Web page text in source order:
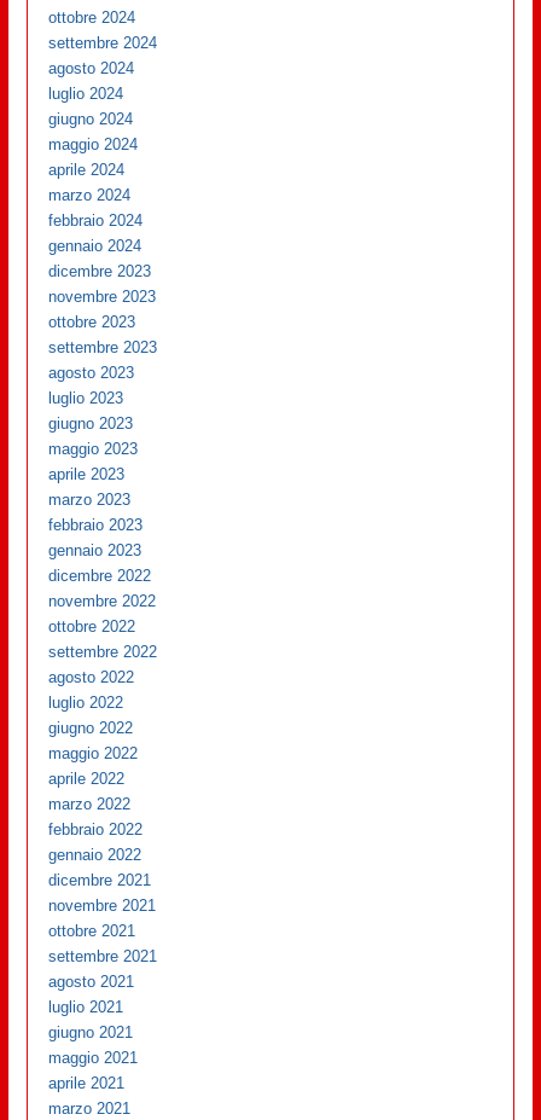
ottobre 2024
settembre 2024
agosto 2024
luglio 2024
giugno 2024
maggio 2024
aprile 2024
marzo 2024
febbraio 2024
gennaio 2024
dicembre 2023
novembre 2023
ottobre 2023
settembre 2023
agosto 2023
luglio 2023
giugno 2023
maggio 2023
aprile 2023
marzo 2023
febbraio 2023
gennaio 2023
dicembre 2022
novembre 2022
ottobre 2022
settembre 2022
agosto 2022
luglio 2022
giugno 2022
maggio 2022
aprile 2022
marzo 2022
febbraio 2022
gennaio 2022
dicembre 2021
novembre 2021
ottobre 2021
settembre 2021
agosto 2021
luglio 2021
giugno 2021
maggio 2021
aprile 2021
marzo 2021